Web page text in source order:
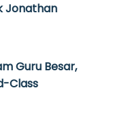
Jonathan
Guru Besar,
Class